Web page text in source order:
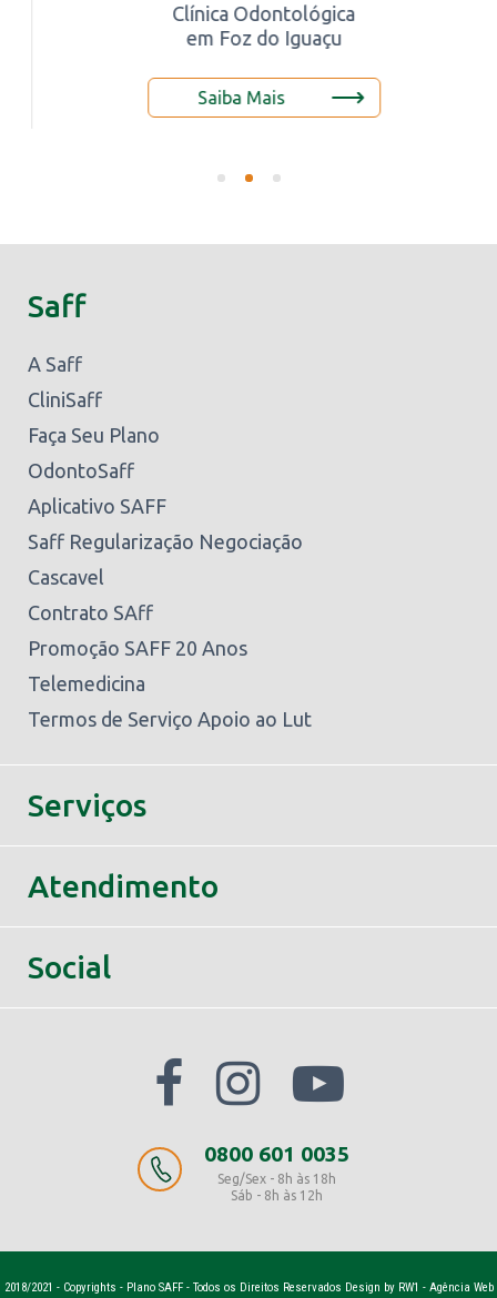
Clínica Odontológica
em Foz do Iguaçu
Saiba Mais
Saff
A Saff
CliniSaff
Faça Seu Plano
OdontoSaff
Aplicativo SAFF
Saff Regularização Negociação
Cascavel
Contrato SAff
Promoção SAFF 20 Anos
Telemedicina
Termos de Serviço Apoio ao Lut
Serviços
Atendimento
Social
0800 601 0035
Seg/Sex - 8h às 18h
Sáb - 8h às 12h
2018/2021 - Copyrights - Plano SAFF - Todos os Direitos Reservados Design by RW1 - Agência Web